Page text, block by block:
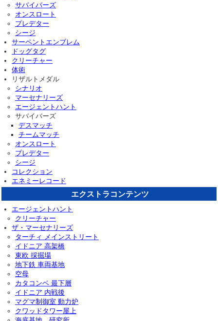
サバイバーズ
オンスロート
プレデター
シージ
サーペントエンブレム
ドッグタグ
クリーチャー
体術
リザルトメダル
シナリオ
マーセナリーズ
エージェントハント
サバイバーズ
デスマッチ
チームマッチ
オンスロート
プレデター
シージ
コレクション
エネミーレコード
エクストラコンテンツ
エージェントハント
クリーチャー
ザ・マーセナリーズ
ターチィ メインストリート
イドニア 高架橋
東欧 採掘場
地下鉄 車両基地
空母
カタコンベ 最下層
イドニア 内戦後
マグマ制御室 動力炉
クワッドタワー屋上